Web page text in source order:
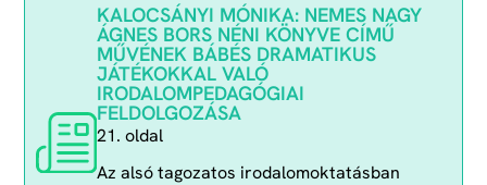
KALOCSÁNYI MÓNIKA: NEMES NAGY
ÁGNES BORS NÉNI KÖNYVE CÍMŰ
MŰVÉNEK BÁBÉS DRAMATIKUS
JÁTÉKOKKAL VALÓ
IRODALOMPEDAGÓGIAI
FELDOLGOZÁSA
21. oldal
Az alsó tagozatos irodalomoktatásban